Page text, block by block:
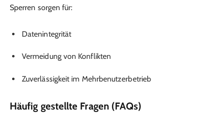
Sperren sorgen für:
Datenintegrität
Vermeidung von Konflikten
Zuverlässigkeit im Mehrbenutzerbetrieb
Häufig gestellte Fragen (FAQs)